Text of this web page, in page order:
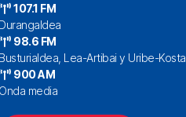
107.1 FM
98.6 FM
Lea-Artibai y Uribe-Kosta
900 AM
media